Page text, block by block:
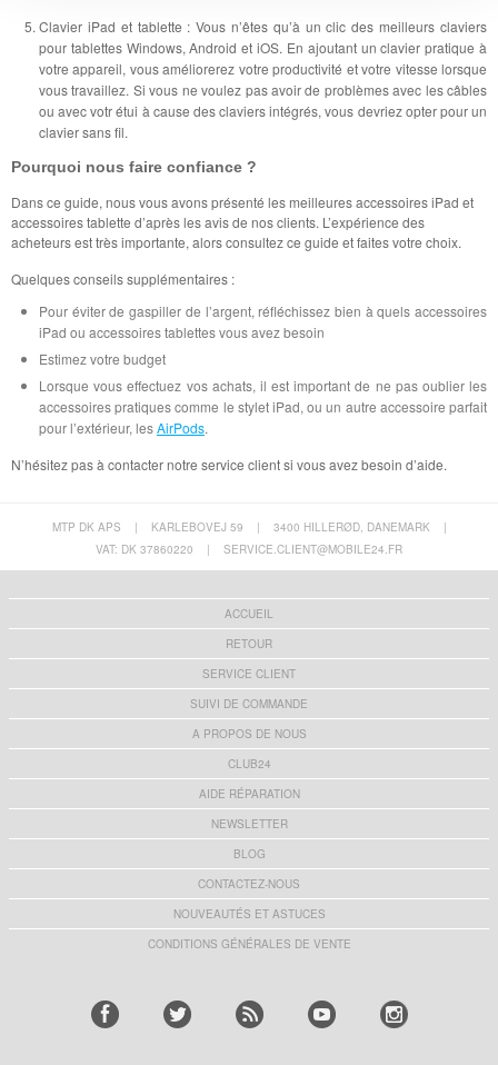
Clavier iPad et tablette : Vous n’êtes qu’à un clic des meilleurs claviers
pour tablettes Windows, Android et iOS. En ajoutant un clavier pratique à
votre appareil, vous améliorerez votre productivité et votre vitesse lorsque
vous travaillez. Si vous ne voulez pas avoir de problèmes avec les câbles
ou avec votr étui à cause des claviers intégrés, vous devriez opter pour un
clavier sans fil.
Pourquoi nous faire confiance ?
Dans ce guide, nous vous avons présenté les meilleures accessoires iPad et
accessoires tablette d’après les avis de nos clients. L’expérience des
acheteurs est très importante, alors consultez ce guide et faites votre choix.
Quelques conseils supplémentaires :
Pour éviter de gaspiller de l’argent, réfléchissez bien à quels accessoires
iPad ou accessoires tablettes vous avez besoin
Estimez votre budget
Lorsque vous effectuez vos achats, il est important de ne pas oublier les
accessoires pratiques comme le stylet iPad, ou un autre accessoire parfait
pour l’extérieur, lesAirPods.
N’hésitez pas à contacter notre service client si vous avez besoin d’aide.
MTP DK APS | KARLEBOVEJ 59 | 3400 HILLERØD, DANEMARK
|
VAT: DK 37860220
| SERVICE.CLIENT@MOBILE24.FR
ACCUEIL
RETOUR
SERVICE CLIENT
SUIVI DE COMMANDE
A PROPOS DE NOUS
CLUB24
AIDE RÉPARATION
NEWSLETTER
BLOG
CONTACTEZ-NOUS
NOUVEAUTÉS ET ASTUCES
CONDITIONS GÉNÉRALES DE VENTE